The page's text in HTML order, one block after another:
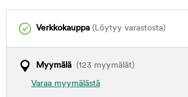
Verkkokauppa (Löytyy varastosta)
Myymälä (123 myymälät)
Varaa myymälästä